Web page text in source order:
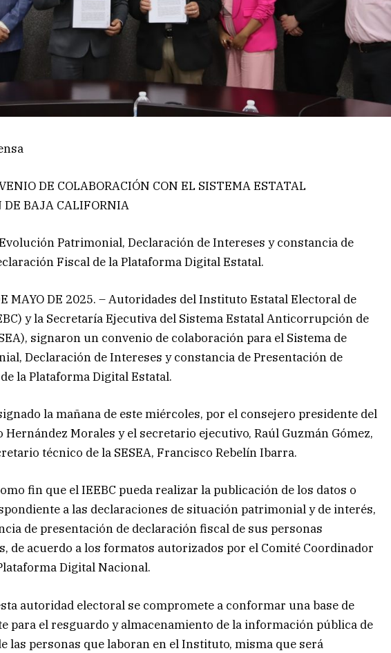
DE COLABORACIÓN CON EL SISTEMA ESTATAL
DE BAJA CALIFORNIA
Patrimonial, Declaración de Intereses y constancia de
Fiscal de la Plataforma Digital Estatal.
MAYO DE 2025. – Autoridades del Instituto Estatal Electoral de
y la Secretaría Ejecutiva del Sistema Estatal Anticorrupción de
signaron un convenio de colaboración para el Sistema de
Declaración de Intereses y constancia de Presentación de
la Plataforma Digital Estatal.
la mañana de este miércoles, por el consejero presidente del
Hernández Morales y el secretario ejecutivo, Raúl Guzmán Gómez,
técnico de la SESEA, Francisco Rebelín Ibarra.
fin que el IEEBC pueda realizar la publicación de los datos o
a las declaraciones de situación patrimonial y de interés,
de presentación de declaración fiscal de sus personas
de acuerdo a los formatos autorizados por el Comité Coordinador
Digital Nacional.
autoridad electoral se compromete a conformar una base de
para el resguardo y almacenamiento de la información pública de
las personas que laboran en el Instituto, misma que será